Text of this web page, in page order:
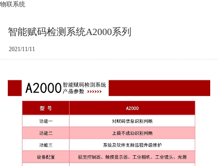
物联系统
智能赋码检测系统A2000系列
2021/11/11